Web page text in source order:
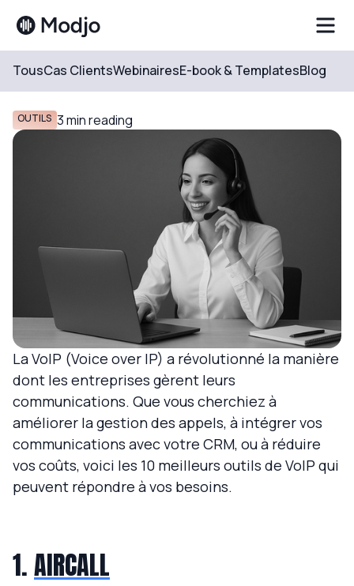
TousCas ClientsWebinairesE-book & TemplatesBlog
OUTILS 3min reading
La VoIP (Voice over IP) a révolutionné la manière
dont les entreprises gèrent leurs
communications. Que vous cherchiez à
améliorer la gestion des appels, à intégrer vos
communications avec votre CRM, ou à réduire
vos coûts, voici les 10 meilleurs outils de VoIP qui
peuvent répondre à vos besoins.
1.AIRCALL